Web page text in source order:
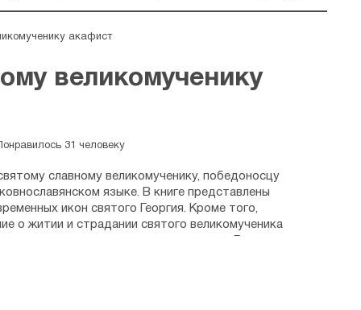
акафист
великомученику
Понравилось 31 человеку
славному великомученику, победоносцу
языке. В книге представлены
икон святого Георгия. Кроме того,
о житии и страдании святого великомученика
оформлении принесет много радости и пользы
Патриарха Московского и всея Руси Алексия II.